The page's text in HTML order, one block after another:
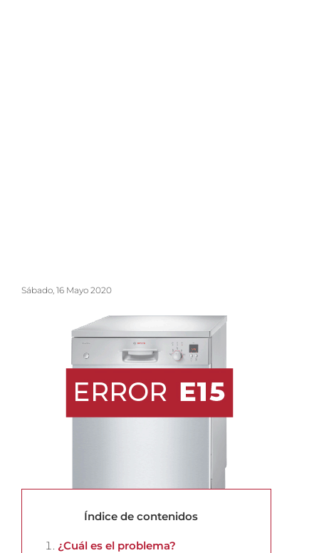
Sábado, 16 Mayo 2020
Índice de contenidos
¿Cuál es el problema?